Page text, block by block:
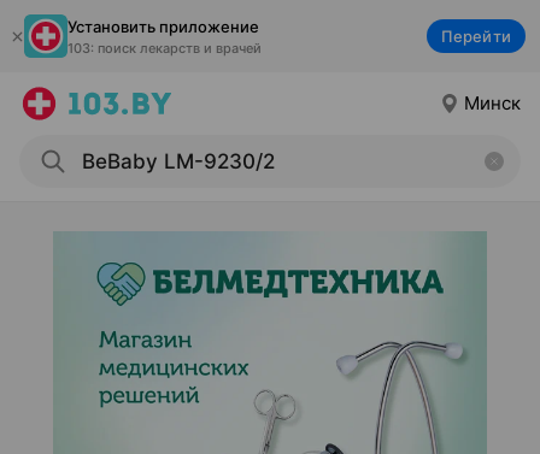
Установить приложение
103: поиск лекарств и врачей
Перейти
Минск